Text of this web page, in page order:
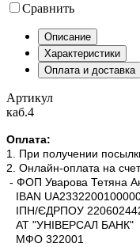
Сравнить
Описание
Характеристики
Оплата и доставка
Артикул
каб.4
Оплата:
1. При получении
2. Онлайн-оплата на
- ФОП Уварова Тетяна
IBAN
ІПН/ЄДРПОУ
АТ "УНІВЕРСАЛ БАНК"
МФО 322001